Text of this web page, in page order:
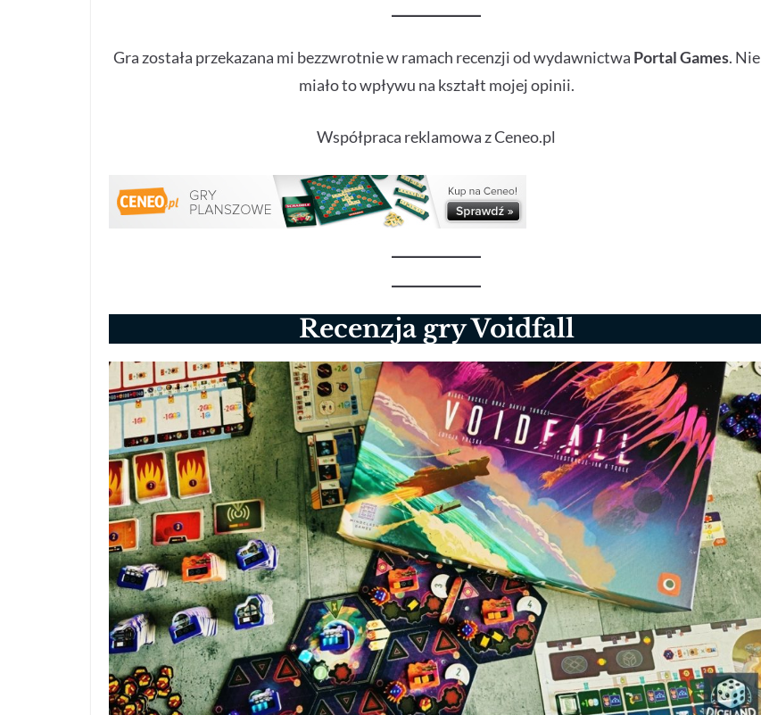
Gra została przekazana mi bezzwrotnie w ramach recenzji od wydawnictwa Portal Games. Nie
miało to wpływu na kształt mojej opinii.
Współpraca reklamowa z Ceneo.pl
Recenzja gry Voidfall